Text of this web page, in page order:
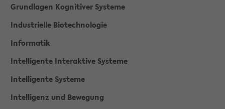
Grundlagen Kognitiver Systeme
Industrielle Biotechnologie
Informatik
Intelligente Interaktive Systeme
Intelligente Systeme
Intelligenz und Bewegung